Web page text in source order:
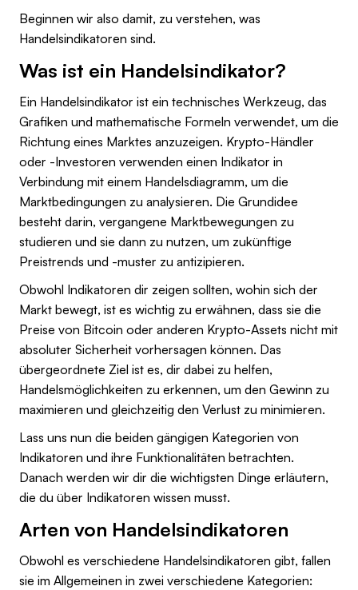
Beginnen wir also damit, zu verstehen, was
Handelsindikatoren sind.
Was ist ein Handelsindikator?
Ein Handelsindikator ist ein technisches Werkzeug, das
Grafiken und mathematische Formeln verwendet, um die
Richtung eines Marktes anzuzeigen. Krypto-Händler
oder -Investoren verwenden einen Indikator in
Verbindung mit einem Handelsdiagramm, um die
Marktbedingungen zu analysieren. Die Grundidee
besteht darin, vergangene Marktbewegungen zu
studieren und sie dann zu nutzen, um zukünftige
Preistrends und -muster zu antizipieren.
Obwohl Indikatoren dir zeigen sollten, wohin sich der
Markt bewegt, ist es wichtig zu erwähnen, dass sie die
Preise von Bitcoin oder anderen Krypto-Assets nicht mit
absoluter Sicherheit vorhersagen können. Das
übergeordnete Ziel ist es, dir dabei zu helfen,
Handelsmöglichkeiten zu erkennen, um den Gewinn zu
maximieren und gleichzeitig den Verlust zu minimieren.
Lass uns nun die beiden gängigen Kategorien von
Indikatoren und ihre Funktionalitäten betrachten.
Danach werden wir dir die wichtigsten Dinge erläutern,
die du über Indikatoren wissen musst.
Arten von Handelsindikatoren
Obwohl es verschiedene Handelsindikatoren gibt, fallen
sie im Allgemeinen in zwei verschiedene Kategorien: